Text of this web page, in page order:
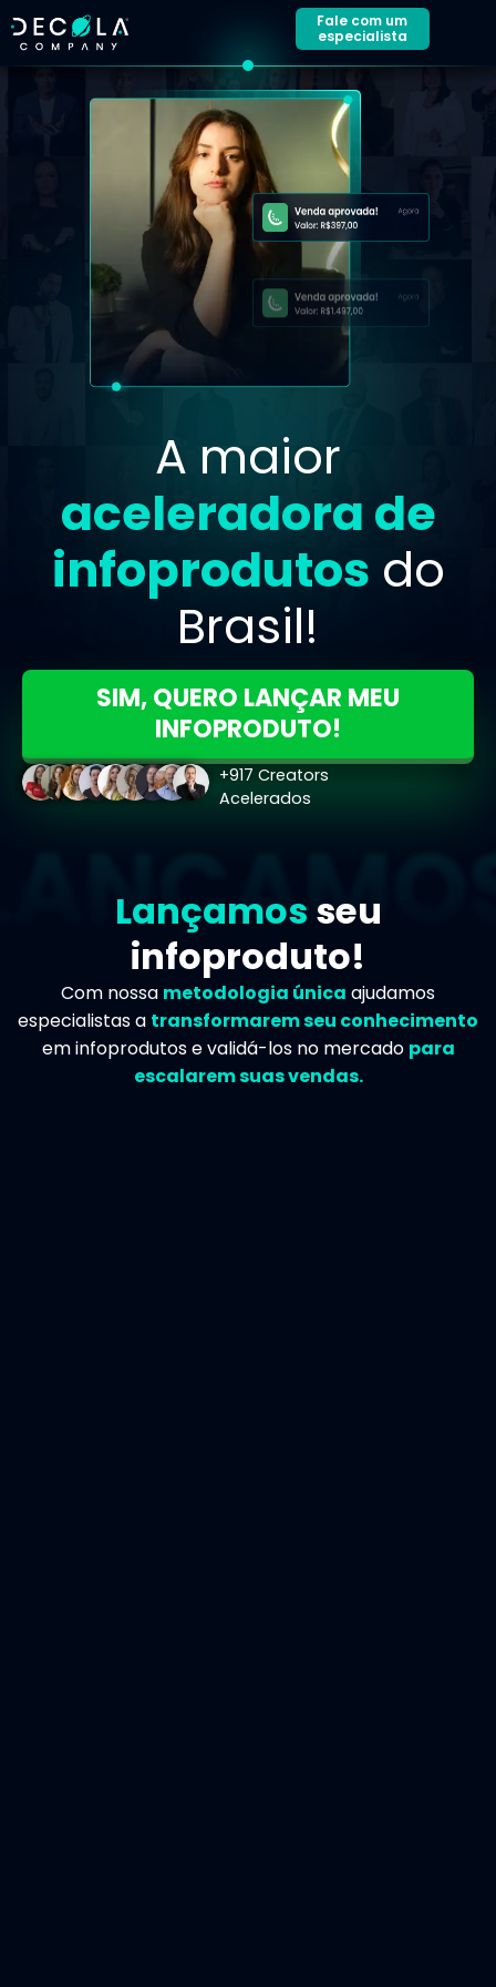
Fale com um
especialista
A maior
aceleradora de
infoprodutos do
Brasil!
SIM, QUERO LANÇAR MEU
INFOPRODUTO!
+917 Creators
Acelerados
Lançamos seu
infoproduto!
Com nossa metodologia única ajudamos
especialistas a transformarem seu conhecimento
em infoprodutos e validá-los no mercado para
escalarem suas vendas.